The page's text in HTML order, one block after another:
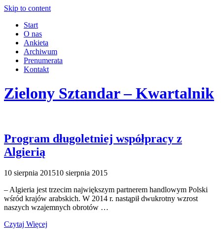
Skip to content
Start
O nas
Ankieta
Archiwum
Prenumerata
Kontakt
Zielony Sztandar – Kwartalnik
Program długoletniej współpracy z
Algierią
10 sierpnia 201510 sierpnia 2015
– Algieria jest trzecim największym partnerem handlowym Polski
wśród krajów arabskich. W 2014 r. nastąpił dwukrotny wzrost
naszych wzajemnych obrotów …
Czytaj Więcej